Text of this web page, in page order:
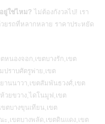
ยู่ใช่ไหม? ไม่ต้องกังวลไป! เรา
ยรถที่หลากหลาย ราคาประหยัด
หนองจอก,เขตบางรัก,เขต
ปราบศัตรูพ่าย,เขต
านนาวา,เขตสัมพันธวงศ์,เขต
วยขวาง,ไดโนมูฟ,เขต
ตบางขุนเทียน,เขต
,เขตบางพลัด,เขตดินแดง,เขต